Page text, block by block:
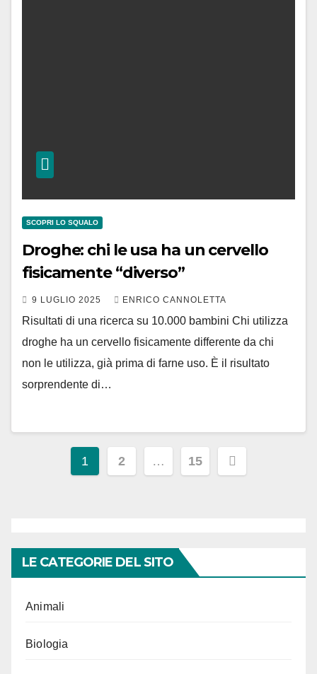
SCOPRI LO SQUALO
Droghe: chi le usa ha un cervello
fisicamente “diverso”
9 LUGLIO 2025 ENRICO CANNOLETTA
Risultati di una ricerca su 10.000 bambini Chi utilizza
droghe ha un cervello fisicamente differente da chi
non le utilizza, già prima di farne uso. È il risultato
sorprendente di…
Paginazione
1 2 … 15
LE CATEGORIE DEL SITO
Animali
Biologia